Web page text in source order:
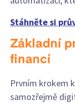
Stáhněte si
Základní
financí
Prvním krokem
samozřejmě